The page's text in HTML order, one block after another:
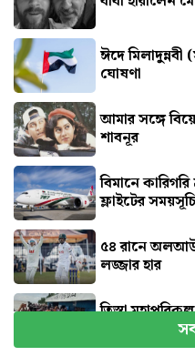
ঈদে
ঘোষণা
আমার সঙ্গে
শাবনূর
বিমানে
ফ্লাইটের
৫৪ রানে
লজ্জার হার
তিস্তা